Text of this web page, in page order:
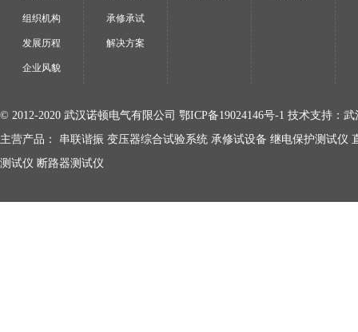
组织机构
发展历程
企业风貌
承修承试
解决方案
© 2012-2020 武汉诺顿电气有限公司 鄂ICP备19024146号-1 技术支持： 武
主营产品： 串联谐振 变压器综合试验系统 承修试设备 继电保护测试仪
测试仪 断路器测试仪